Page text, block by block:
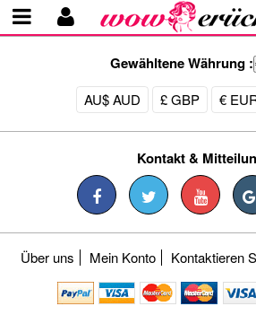
Gewähltene Währung :
AU$ AUD £ GBP €
Kontakt &
Über uns Mein Konto Kontaktieren